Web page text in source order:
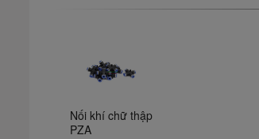
Nối khí chữ thập
PZA